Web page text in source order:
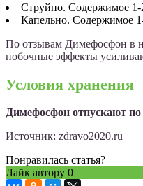
Струйно. Содержимое 1-
Капельно. Содержимое
По отзывам Димефосфон в
побочные эффекты
Условия хранения
Димефосфон отпускают по
Источник: zdravo2020.ru
Понравилась статья?
Лайк автору 0